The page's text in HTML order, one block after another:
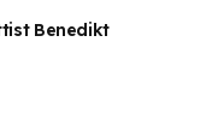
Benedikt